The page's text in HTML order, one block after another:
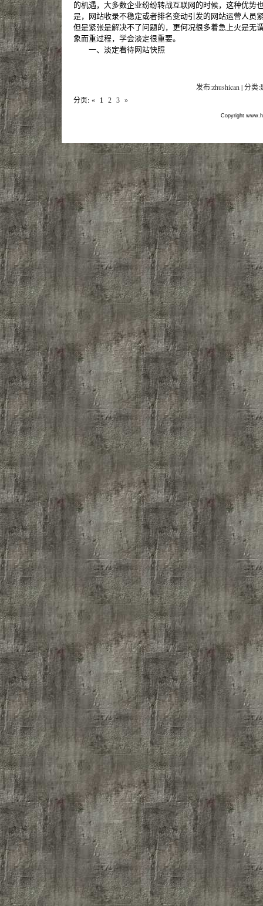
的机遇，大多数企业纷纷转战互联网的时候，这种优势
是，网站收录不稳定或者排名变动引发的网站运营人员
但是紧张是解决不了问题的，更何况很多着急上火是无
象而重过程，学会淡定很重要。
一、淡定看待网站快照
发布:zhushican | 分类
分页: « 1 2 3 »
Copyright